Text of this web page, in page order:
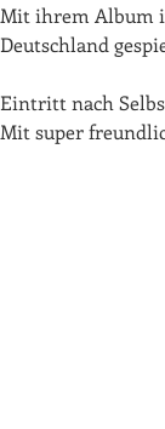
Mit ihrem Album
Deutschland
Eintritt nach
Mit super